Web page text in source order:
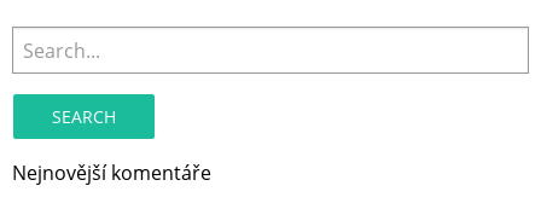
Search
for:
Nejnovější komentáře